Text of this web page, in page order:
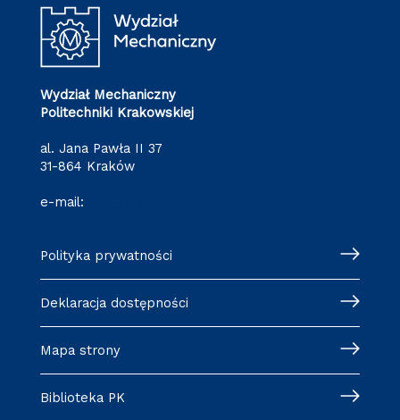
Wydział Mechaniczny
Politechniki Krakowskiej
al. Jana Pawła II 37
31-864 Kraków
e-mail:
Polityka prywatności
Deklaracja dostępności
Mapa strony
Biblioteka PK